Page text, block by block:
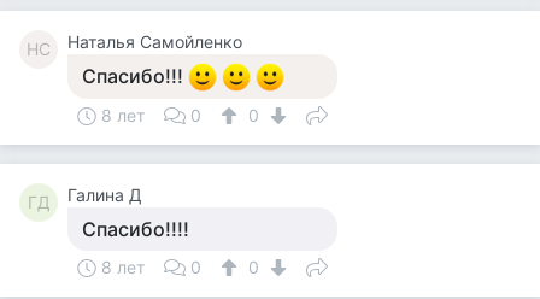
НС Наталья Самойленко
Спасибо!!!
8 лет 0 0
ГД Галина Д
Спасибо!!!!
8 лет 0 0